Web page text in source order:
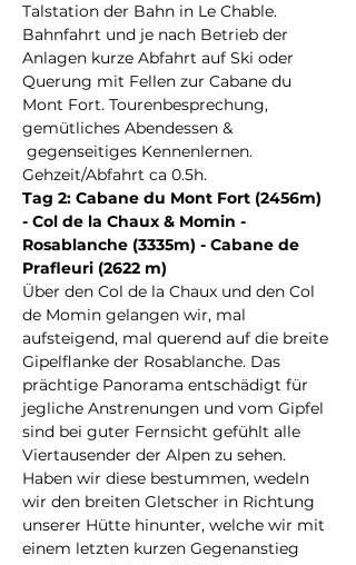
Talstation der Bahn in Le Chable.
Bahnfahrt und je nach Betrieb der
Anlagen kurze Abfahrt auf Ski oder
Querung mit Fellen zur Cabane du
Mont Fort. Tourenbesprechung,
gemütliches Abendessen &
gegenseitiges Kennenlernen.
Gehzeit/Abfahrt ca 0.5h.
Tag 2: Cabane du Mont Fort (2456m)
- Col de la Chaux & Momin -
Rosablanche (3335m) - Cabane de
Prafleuri (2622 m)
Über den Col de la Chaux und den Col
de Momin gelangen wir, mal
aufsteigend, mal querend auf die breite
Gipelflanke der Rosablanche. Das
prächtige Panorama entschädigt für
jegliche Anstrenungen und vom Gipfel
sind bei guter Fernsicht gefühlt alle
Viertausender der Alpen zu sehen.
Haben wir diese bestummen, wedeln
wir den breiten Gletscher in Richtung
unserer Hütte hinunter, welche wir mit
einem letzten kurzen Gegenanstieg